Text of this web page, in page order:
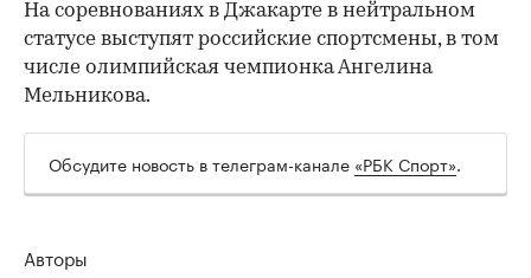
На соревнованиях в Джакарте в нейтральном
статусе выступят российские спортсмены, в том
числе олимпийская чемпионка Ангелина
Мельникова.
Обсудите новость в телеграм-канале «РБК Спорт».
Авторы